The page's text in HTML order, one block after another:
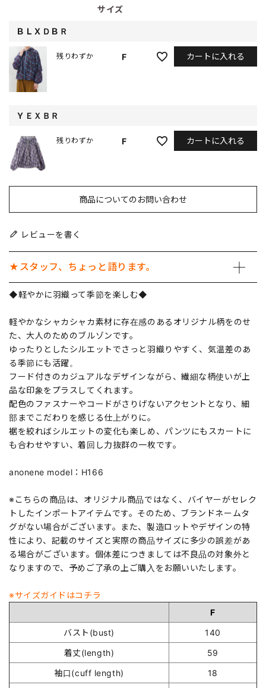
サイズ
ＢＬＸＤＢＲ
F
残りわずか カートに入れる
ＹＥＸＢＲ
F
残りわずか カートに入れる
商品についてのお問い合わせ
レビューを書く
★スタッフ、ちょっと語ります。
◆軽やかに羽織って季節を楽しむ◆
軽やかなシャカシャカ素材に存在感のあるオリジナル柄をのせ
た、大人のためのブルゾンです。
ゆったりとしたシルエットでさっと羽織りやすく、気温差のあ
る季節にも活躍。
フード付きのカジュアルなデザインながら、繊細な柄使いが上
品な印象をプラスしてくれます。
配色のファスナーやコードがさりげないアクセントとなり、細
部までこだわりを感じる仕上がりに。
裾を絞ればシルエットの変化も楽しめ、パンツにもスカートに
も合わせやすい、着回し力抜群の一枚です。
anonene model：H166
※こちらの商品は、オリジナル商品ではなく、バイヤーがセレク
トしたインポートアイテムです。そのため、ブランドネームタ
グがない場合がございます。また、製造ロットやデザインの特
性により、記載のサイズと実際の商品サイズに多少の誤差があ
る場合がございます。個体差につきましては不良品の対象外と
なりますので、予めご了承の上ご購入をお願いいたします。
※サイズガイドはコチラ
F
バスト(bust)
140
着丈(length)
59
袖口(cuff length)
18